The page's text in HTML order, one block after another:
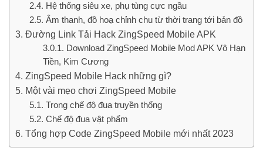
Hệ thống siêu xe, phụ tùng cực ngầu
Âm thanh, đồ hoạ chỉnh chu từ thời trang tới bản đồ
Đường Link Tải Hack ZingSpeed Mobile APK
Download ZingSpeed Mobile Mod APK Vô Hạn
Tiền, Kim Cương
ZingSpeed Mobile Hack những gì?
Một vài mẹo chơi ZingSpeed Mobile
Trong chế độ đua truyền thống
Chế độ đua vật phẩm
Tổng hợp Code ZingSpeed Mobile mới nhất 2023